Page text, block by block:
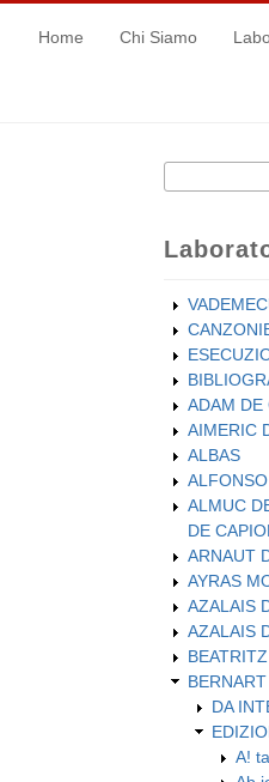
Home Chi Siamo
Form di
Cerca
ADAM DE
AIMERIC
ALBAS
ALMUC
DE
ARNAUT
AYRAS
AZALAIS
AZALAIS
DA
A!